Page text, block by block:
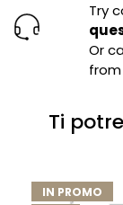
Try
Or
from
Ti
IN PROMO